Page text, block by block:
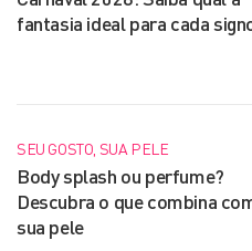
fantasia ideal para cada
SEU GOSTO, SUA PELE
Body splash ou perfume?
Descubra o que combina
sua pele